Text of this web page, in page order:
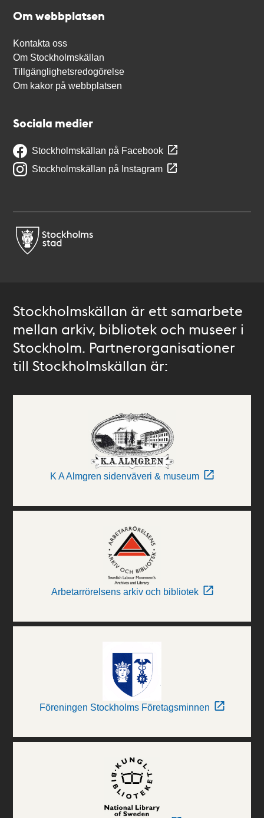
Om webbplatsen
Kontakta oss
Om Stockholmskällan
Tillgänglighetsredogörelse
Om kakor på webbplatsen
Sociala medier
Stockholmskällan på Facebook
Stockholmskällan på Instagram
Stockholmskällan är ett samarbete
mellan arkiv, bibliotek och museer i
Stockholm. Partnerorganisationer
till Stockholmskällan är:
K A Almgren sidenväveri & museum
Arbetarrörelsens arkiv och bibliotek
Föreningen Stockholms Företagsminnen